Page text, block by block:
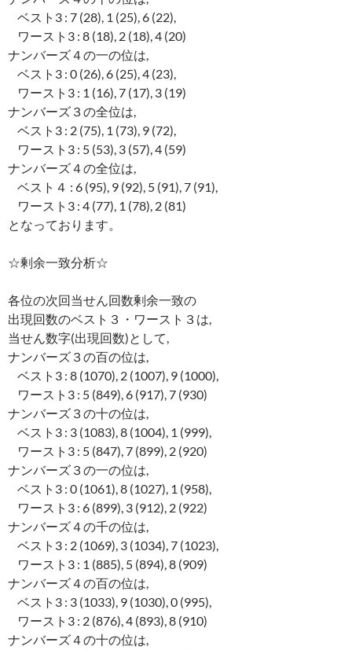
ベスト3 : 7 (28), 1 (25), 6 (22),
ワースト3 : 8 (18), 2 (18), 4 (20)
ナンバーズ４の一の位は,
ベスト3 : 0 (26), 6 (25), 4 (23),
ワースト3 : 1 (16), 7 (17), 3 (19)
ナンバーズ３の全位は,
ベスト3 : 2 (75), 1 (73), 9 (72),
ワースト3 : 5 (53), 3 (57), 4 (59)
ナンバーズ４の全位は,
ベスト４ : 6 (95), 9 (92), 5 (91), 7 (91),
ワースト3 : 4 (77), 1 (78), 2 (81)
となっております。
☆剰余一致分析☆
各位の次回当せん回数剰余一致の
出現回数のベスト３・ワースト３は,
当せん数字(出現回数)として,
ナンバーズ３の百の位は,
ベスト3 : 8 (1070), 2 (1007), 9 (1000),
ワースト3 : 5 (849), 6 (917), 7 (930)
ナンバーズ３の十の位は,
ベスト3 : 3 (1083), 8 (1004), 1 (999),
ワースト3 : 5 (847), 7 (899), 2 (920)
ナンバーズ３の一の位は,
ベスト3 : 0 (1061), 8 (1027), 1 (958),
ワースト3 : 6 (899), 3 (912), 2 (922)
ナンバーズ４の千の位は,
ベスト3 : 2 (1069), 3 (1034), 7 (1023),
ワースト3 : 1 (885), 5 (894), 8 (909)
ナンバーズ４の百の位は,
ベスト3 : 3 (1033), 9 (1030), 0 (995),
ワースト3 : 2 (876), 4 (893), 8 (910)
ナンバーズ４の十の位は,